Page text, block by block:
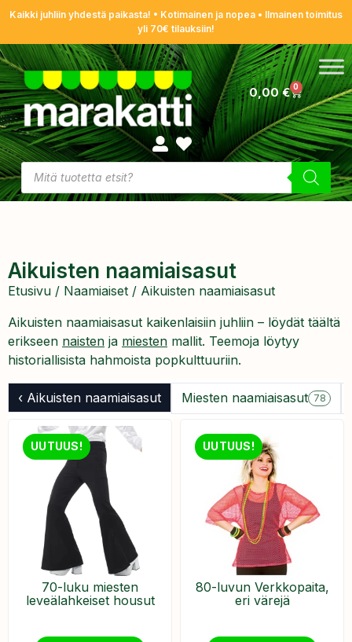
Kaikki juhliin yhdestä paikasta! • Kotimainen ja nopea • Ilmainen toimitus
yli 70€ tilauksiin!
0,00€ 0
Aikuisten naamiaisasut
Etusivu / Naamiaiset / Aikuisten naamiaisasut
Aikuisten naamiaisasut kaikenlaisiin juhliin – löydät täältä
erikseen naisten ja miesten mallit. Teemoja löytyy
historiallisista hahmoista popkulttuuriin.
‹ Aikuisten naamiaisasut Miesten naamiaisasut 78
UUTUUS!
70-luku miesten
leveälahkeiset housut
UUTUUS!
​80-luvun Verkkopaita,
eri värejä